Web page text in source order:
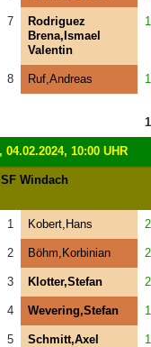
7
Rodriguez
Brena,Ismael
Valentin
8 Ruf,Andreas
04.02.2024, 10:00 UHR
SF Windach
1 Kobert,Hans
2 Böhm,Korbinian
3 Klotter,Stefan
4 Wevering,Stefan
5 Schmitt,Axel